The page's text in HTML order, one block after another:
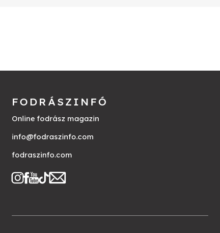
FODRÁSZINFÓ
Online fodrász magazin
info@fodraszinfo.com
fodraszinfo.com